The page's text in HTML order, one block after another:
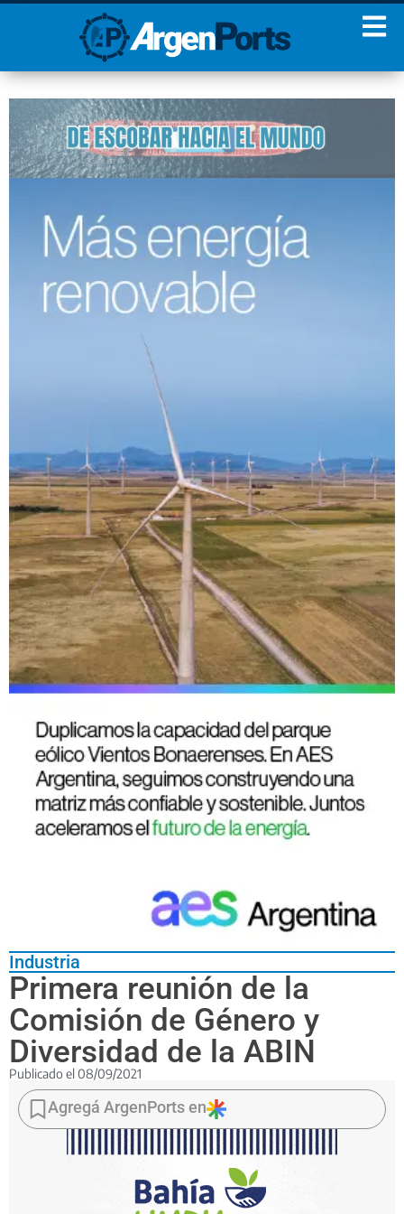
Industria
Primera reunión de la
Comisión de Género y
Diversidad de la ABIN
Publicado el 08/09/2021
La
entidad
dijo
Agregá ArgenPorts en
¡Sumate a nuestro
Newsletter!
Nombre Apellidos
Estoy de acuerdo con las
condiciones y políticas de